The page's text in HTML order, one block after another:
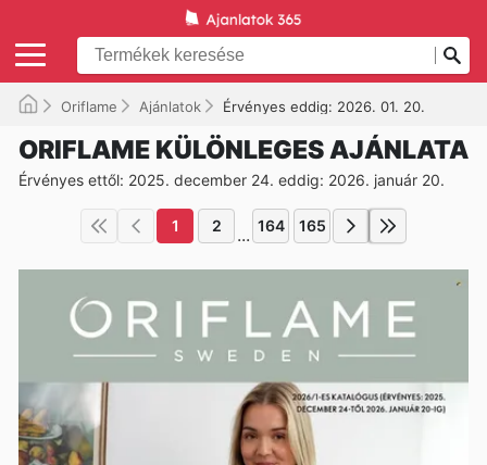
Oriflame Ajánlatok Érvényes eddig: 2026. 01. 20.
ORIFLAME KÜLÖNLEGES AJÁNLATA
Érvényes ettől: 2025. december 24. eddig: 2026. január 20.
1 2 ... 164 165